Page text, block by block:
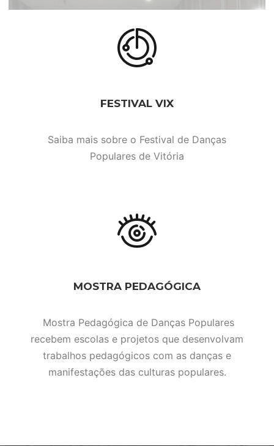
FESTIVAL VIX
Saiba mais sobre o Festival de Danças
Populares de Vitória
MOSTRA PEDAGÓGICA
Mostra Pedagógica de Danças Populares
recebem escolas e projetos que desenvolvam
trabalhos pedagógicos com as danças e
manifestações das culturas populares.